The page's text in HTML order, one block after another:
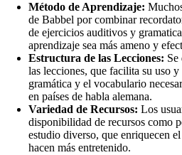
Método de Aprendizaje:
de Babbel por combinar
de ejercicios auditivos y
aprendizaje sea más ameno y
Estructura de las Lecciones: Se
las lecciones, que facilita su uso
gramática y el vocabulario
en países de habla alemana.
Variedad de Recursos: Los
disponibilidad de recursos como
estudio diverso, que enriquecen
hacen más entretenido.